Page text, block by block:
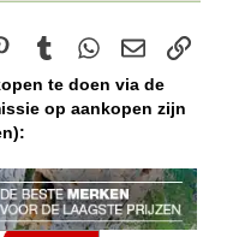
PinterestTumblr WhatsApp
E-mail
te doen via de
op aankopen zijn